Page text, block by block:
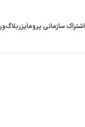
اشتراک سازمانی پرومایزربلاگ